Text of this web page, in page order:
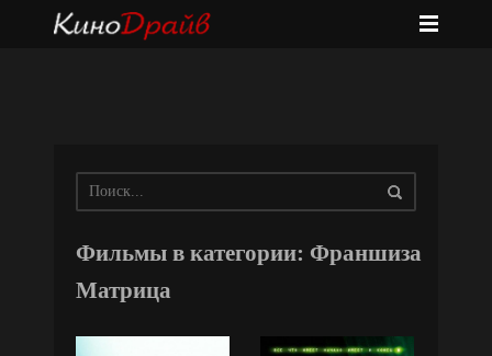
Фильмы в категории: Франшиза
Матрица